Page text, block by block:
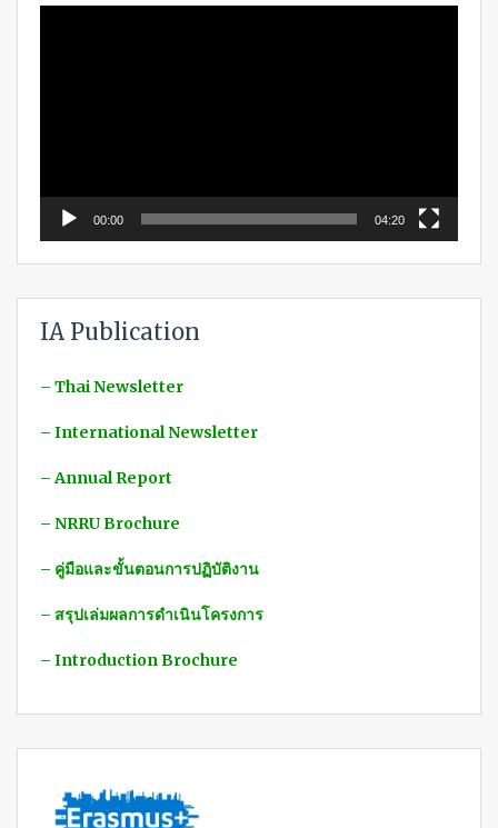
00:00 04:20
IA Publication
– Thai Newsletter
– International Newsletter
– Annual Report
– NRRU Brochure
– คู่มือและขั้นตอนการปฏิบัติงาน
– สรุปเล่มผลการดำเนินโครงการ
– Introduction Brochure